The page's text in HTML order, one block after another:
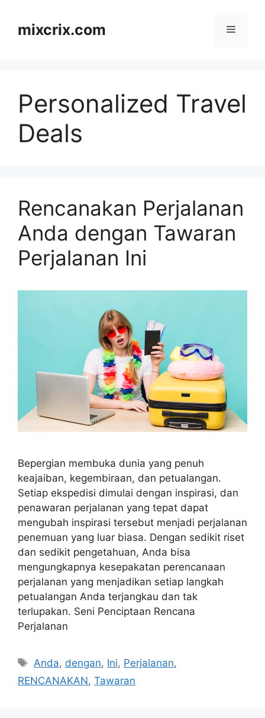
contentmixcrix.com Menu
Personalized Travel
Deals
Rencanakan Perjalanan
Anda dengan Tawaran
Perjalanan Ini
Bepergian membuka dunia yang penuh
keajaiban, kegembiraan, dan petualangan.
Setiap ekspedisi dimulai dengan inspirasi, dan
penawaran perjalanan yang tepat dapat
mengubah inspirasi tersebut menjadi perjalanan
penemuan yang luar biasa. Dengan sedikit riset
dan sedikit pengetahuan, Anda bisa
mengungkapnya kesepakatan perencanaan
perjalanan yang menjadikan setiap langkah
petualangan Anda terjangkau dan tak
terlupakan. Seni Penciptaan Rencana
Perjalanan
Tags
Anda, dengan, Ini, Perjalanan,
RENCANAKAN, Tawaran